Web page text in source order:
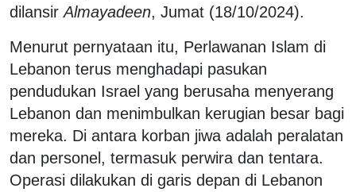
dilansirAlmayadeen, Jumat (18/10/2024).
Menurut pernyataan itu, Perlawanan Islam di
Lebanon terus menghadapi pasukan
pendudukan Israel yang berusaha menyerang
Lebanon dan menimbulkan kerugian besar bagi
mereka. Di antara korban jiwa adalah peralatan
dan personel, termasuk perwira dan tentara.
Operasi dilakukan di garis depan di Lebanon